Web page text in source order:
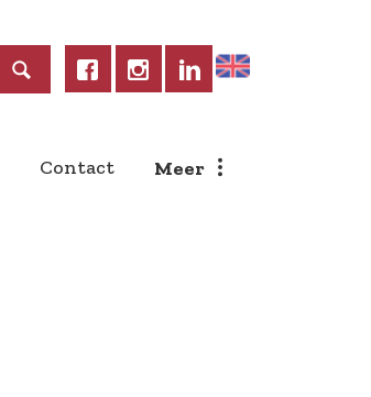
Contact Meer
Home